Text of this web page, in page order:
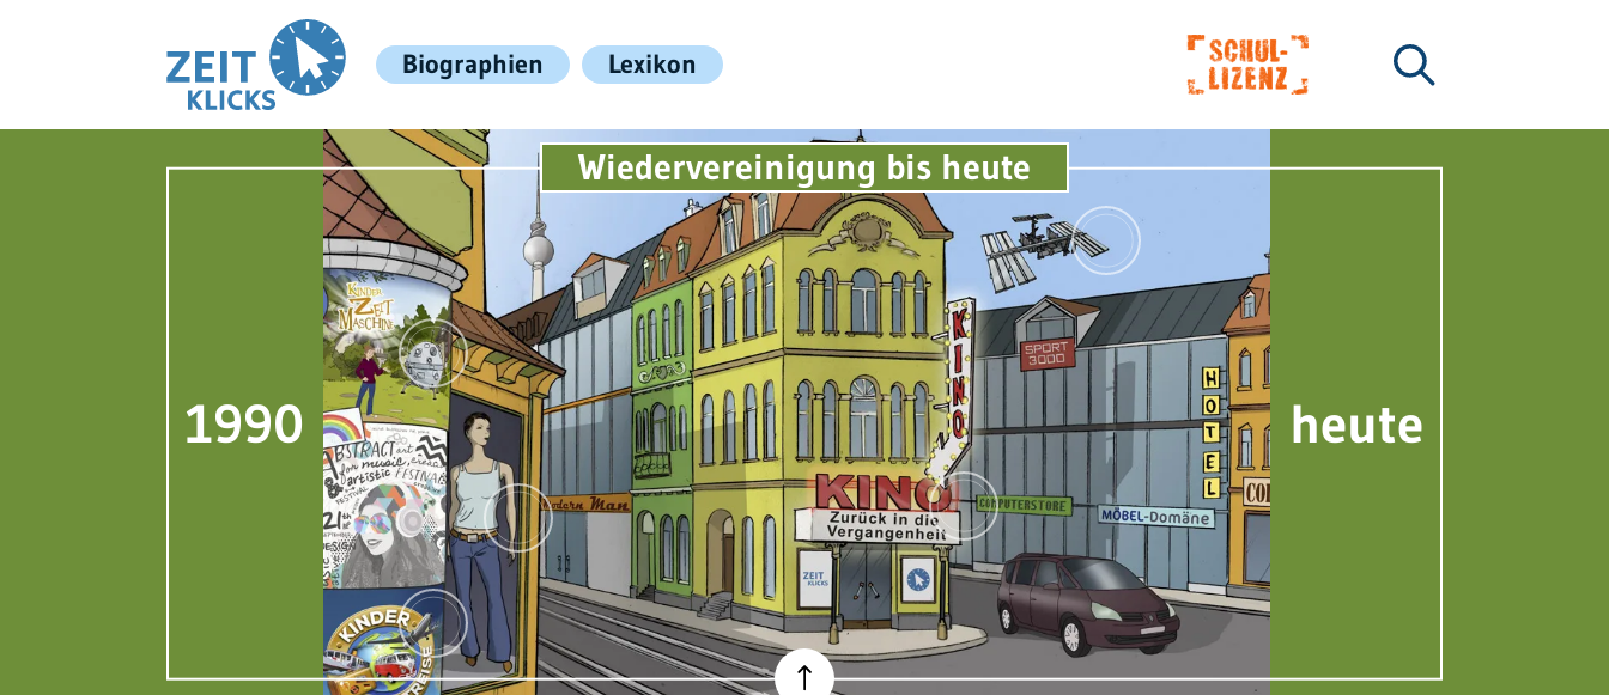
Biographien Lexikon
1990
Wiedervereinigung bis heute
heute